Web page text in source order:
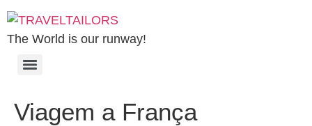
The World is our runway!
Viagem a França